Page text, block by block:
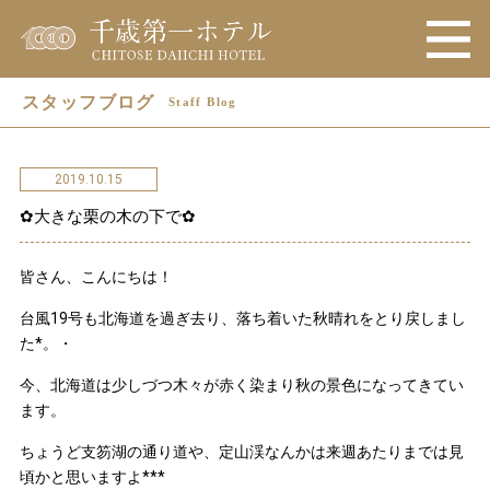
スタッフブログ Staff Blog
2019.10.15
✿大きな栗の木の下で✿
皆さん、こんにちは！
台風19号も北海道を過ぎ去り、落ち着いた秋晴れをとり戻しまし
た*。・
今、北海道は少しづつ木々が赤く染まり秋の景色になってきてい
ます。
ちょうど支笏湖の通り道や、定山渓なんかは来週あたりまでは見
頃かと思いますよ***